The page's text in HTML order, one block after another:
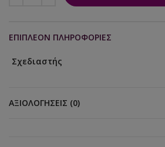
ΕΠΙΠΛΈΟΝ ΠΛΗΡΟΦΟΡΊΕΣ
Σχεδιαστής
ΑΞΙΟΛΟΓΉΣΕΙΣ (0)